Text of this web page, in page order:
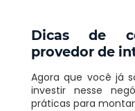
Dicas de
provedor de
Agora que você já
investir nesse
práticas para